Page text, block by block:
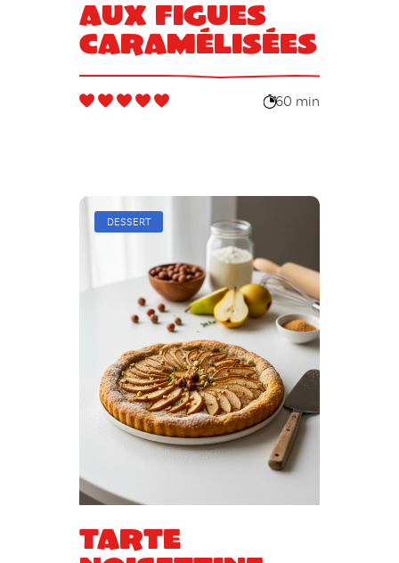
aux figues
caramélisées
60 min
DESSERT
Tarte